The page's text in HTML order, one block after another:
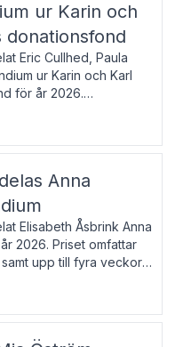
ur Karin och
donationsfond
Eric Cullhed, Paula
ur Karin och Karl
för år 2026.
kronor vardera. Eric
i grekis
Anna
Elisabeth Åsbrink Anna
2026. Priset omfattar
upp till fyra veckors
i Berlin. Elisabeth